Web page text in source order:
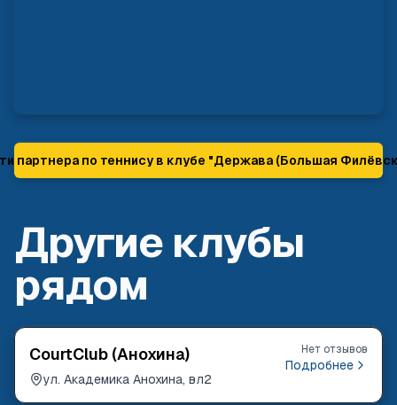
партнера по теннису в клубе "Держава (Большая
Другие клубы
рядом
CourtClub (Анохина)
ул. Академика Анохина, вл2
Нет отзывов
Подробнее